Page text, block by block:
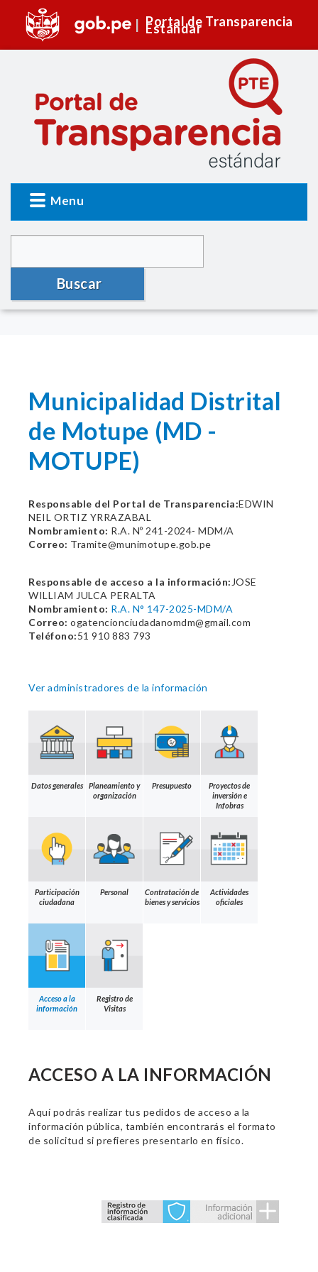
Portal de Transparencia
Estándar
Menu
Buscar
Municipalidad Distrital
de Motupe (MD -
MOTUPE)
Responsable del Portal de Transparencia:EDWIN
NEIL ORTIZ YRRAZABAL
Nombramiento: R.A. Nº 241-2024- MDM/A
Correo: Tramite@munimotupe.gob.pe
Responsable de acceso a la información: JOSE
WILLIAM JULCA PERALTA
Nombramiento: R.A. N° 147-2025-MDM/A
Correo: ogatencionciudadanomdm@gmail.com
Teléfono:51 910 883 793
Ver administradores de la información
Datos generales
Planeamiento y
organización
Presupuesto
Proyectos de
inversión e
Infobras
Participación
ciudadana
Personal
Contratación de
bienes y servicios
Actividades
oficiales
Acceso a la
información
Registro de
Visitas
ACCESO A LA INFORMACIÓN
Aquí podrás realizar tus pedidos de acceso a la
información pública, también encontrarás el formato
de solicitud si prefieres presentarlo en físico.